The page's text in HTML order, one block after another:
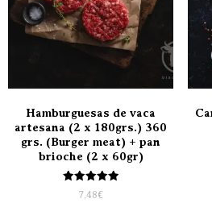
Hamburguesas de vaca
artesana (2 x 180grs.) 360
grs. (Burger meat) + pan
brioche (2 x 60gr)
Valorado
con
7,48€